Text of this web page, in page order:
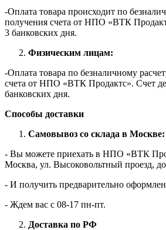
-Оплата товара происходит по
получения счета от НПО «ВТК
3 банковских дня.
Физическим лицам:
-Оплата товара по безналичному
счета от НПО «ВТК Продактс». Счет
банковских дня.
Способы доставки
Самовывоз со склада в Москве:
- Вы можете приехать в НПО «ВТК
Москва, ул. Высоковольтный проезд,
- И получить предварительно
- Ждем вас c 08-17 пн-пт.
Доставка по РФ